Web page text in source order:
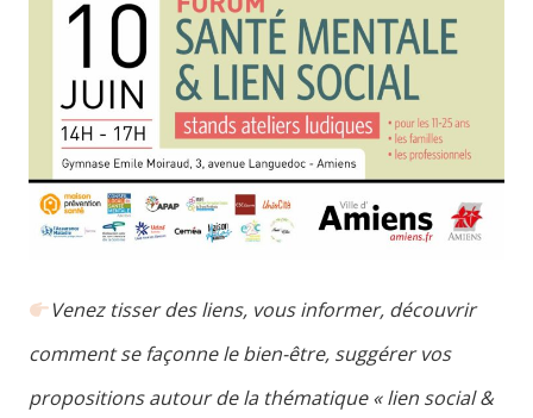
Venez tisser des liens, vous informer, découvrir
comment se façonne le bien-être, suggérer vos
propositions autour de la thématique « lien social &